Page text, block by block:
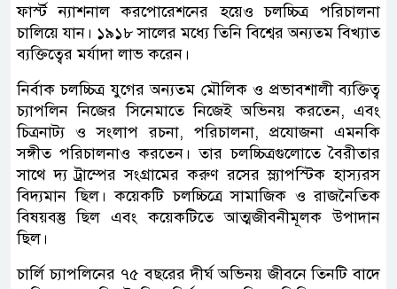
ফার্স্ট ন্যাশনাল করপোরেশনের হয়েও চলচ্চিত্র পরিচালনা
চালিয়ে যান। ১৯১৮ সালের মধ্যে তিনি বিশ্বের অন্যতম বিখ্যাত
ব্যক্তিত্বের মর্যাদা লাভ করেন।
নির্বাক চলচ্চিত্র যুগের অন্যতম মৌলিক ও প্রভাবশালী ব্যক্তিত্ব
চ্যাপলিন নিজের সিনেমাতে নিজেই অভিনয় করতেন, এবং
চিত্রনাট্য ও সংলাপ রচনা, পরিচালনা, প্রযোজনা এমনকি
সঙ্গীত পরিচালনাও করতেন। তার চলচ্চিত্রগুলোতে বৈরীতার
সাথে দ্য ট্রাম্পের সংগ্রামের করুণ রসের স্ল্যাপস্টিক হাস্যরস
বিদ্যমান ছিল। কয়েকটি চলচ্চিত্রে সামাজিক ও রাজনৈতিক
বিষয়বস্তু ছিল এবং কয়েকটিতে আত্মজীবনীমূলক উপাদান
ছিল।
চার্লি চ্যাপলিনের ৭৫ বছরের দীর্ঘ অভিনয় জীবনে তিনটি বাদে